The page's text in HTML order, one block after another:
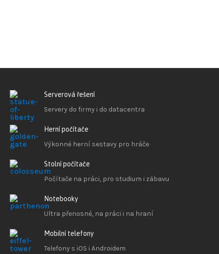
Serverová řešení
Servery do firmy i do datacentra
Herní počítače
Výkonné herní sestavy pro hráče
Stolní počítače
Počítače na práci, pro studium i zábavu
Notebooky
Ultra přenosné, na práci i na hraní
Mobilní telefony
Telefony s iOS i Androidem